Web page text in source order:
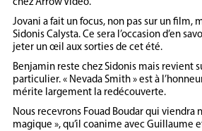
chez Arrow Video.
Jovani a fait un focus, non pas sur un film,
Sidonis Calysta. Ce sera l’occasion d’en
jeter un œil aux sorties de cet été.
Benjamin reste chez Sidonis mais revient
particulier. « Nevada Smith » est à
mérite largement la redécouverte.
Nous recevrons Fouad Boudar qui viendra
magique », qu’il coanime avec Guillaume